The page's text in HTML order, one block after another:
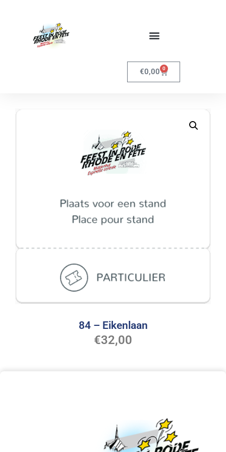
€0,00 0
84 – Eikenlaan
€32,00